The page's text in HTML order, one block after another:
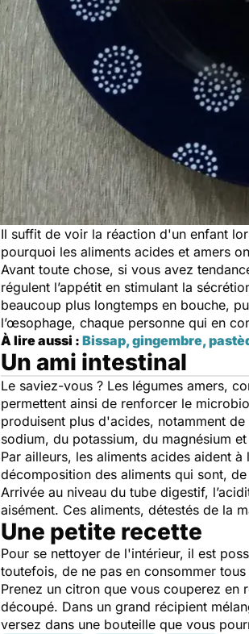
Il suffit de voir la réaction d'un enfant
pourquoi les aliments acides et amers
Avant toute chose, si vous avez
régulent l’appétit en stimulant la
beaucoup plus longtemps en bouche,
l’œsophage, chaque personne qui en
À lire aussi : Bissap, gingembre,
Un ami intestinal
Le saviez-vous ? Les légumes amers,
permettent ainsi de renforcer le
produisent plus d'acides, notamment
sodium, du potassium, du magnésium
Par ailleurs, les aliments acides aident
décomposition des aliments qui sont,
Arrivée au niveau du tube digestif,
aisément. Ces aliments, détestés de la
Une petite recette
Pour se nettoyer de l'intérieur, il est
toutefois, de ne pas en consommer tous
Prenez un citron que vous couperez
découpé. Dans un grand récipient
versez dans une bouteille que vous